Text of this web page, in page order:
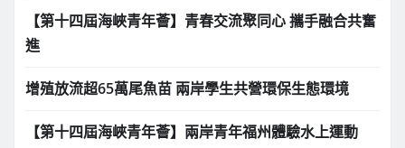
【第十四屆海峽青年薈】青春交流聚同心 攜手融合共奮
進
增殖放流超65萬尾魚苗 兩岸學生共營環保生態環境
【第十四屆海峽青年薈】兩岸青年福州體驗水上運動